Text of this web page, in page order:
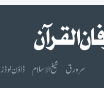
سرورق شیخ الاسلام ڈاؤن لوڈز